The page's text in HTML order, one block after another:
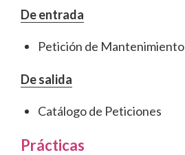
De entrada
Petición de
De salida
Catálogo de Peticiones
Prácticas